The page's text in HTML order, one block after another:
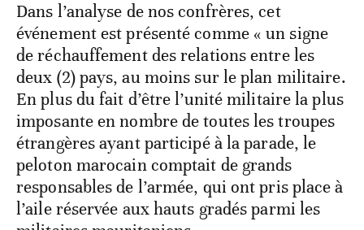
Dans l’analyse de nos confrères, cet
événement est présenté comme « un signe
de réchauffement des relations entre les
deux (2) pays, au moins sur le plan militaire.
En plus du fait d’être l’unité militaire la plus
imposante en nombre de toutes les troupes
étrangères ayant participé à la parade, le
peloton marocain comptait de grands
responsables de l’armée, qui ont pris place à
l’aile réservée aux hauts gradés parmi les